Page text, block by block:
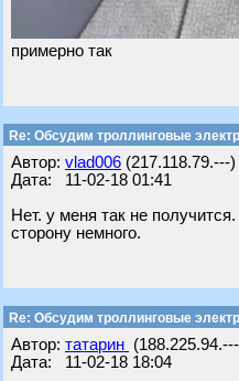
примерно так
Re: Обсудим троллинговые
Автор: vlad006 (217.118.79.---)
Дата: 11-02-18 01:41
Нет. у меня так не
сторону немного.
Re: Обсудим троллинговые
Автор: татарин
Дата: 11-02-18 18:04